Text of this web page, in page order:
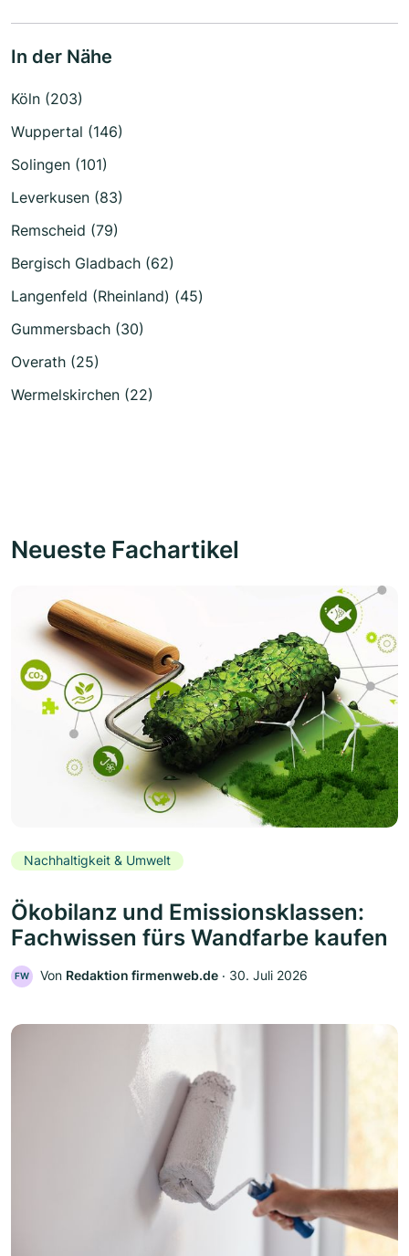
In der Nähe
Köln (203)
Wuppertal (146)
Solingen (101)
Leverkusen (83)
Remscheid (79)
Bergisch Gladbach (62)
Langenfeld (Rheinland) (45)
Gummersbach (30)
Overath (25)
Wermelskirchen (22)
Neueste Fachartikel
Nachhaltigkeit & Umwelt
Ökobilanz und Emissionsklassen:
Fachwissen fürs Wandfarbe kaufen
FW Von Redaktion firmenweb.de ‧ 30. Juli 2026